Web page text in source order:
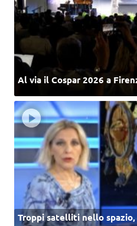
Al via il Cospar 2026 a
Troppi satelliti nello spazio,